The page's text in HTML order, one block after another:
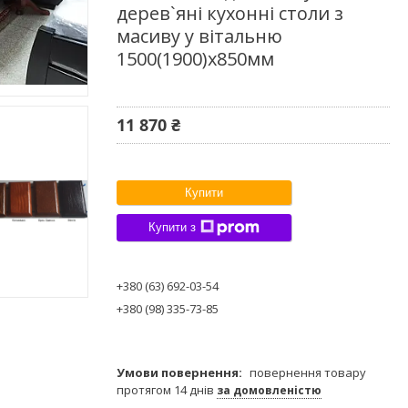
дерев`яні кухонні столи з
масиву у вітальню
1500(1900)х850мм
11 870 ₴
Купити
Купити з
+380 (63) 692-03-54
+380 (98) 335-73-85
повернення товару
протягом 14 днів за домовленістю